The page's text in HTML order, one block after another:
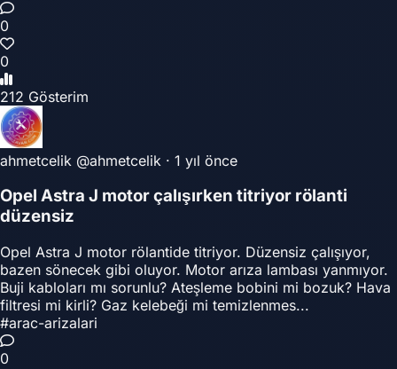
0
0
212 Gösterim
ahmetcelik @ahmetcelik · 1 yıl önce
Opel Astra J motor çalışırken titriyor rölanti
düzensiz
Opel Astra J motor rölantide titriyor. Düzensiz çalışıyor,
bazen sönecek gibi oluyor. Motor arıza lambası yanmıyor.
Buji kabloları mı sorunlu? Ateşleme bobini mi bozuk? Hava
filtresi mi kirli? Gaz kelebeği mi temizlenmes...
#arac-arizalari
0